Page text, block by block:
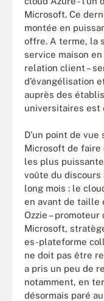
Microsoft. Ce
montée en
offre. A terme, la
service maison
relation client –
d’évangélisation
auprès des
universitaires est
D’un point de
Microsoft de faire
les plus
voûte du discours
long mois : le
en avant de taille
Ozzie –
Microsoft,
es-plateforme
ne doit pas être
a pris un peu de
notamment, en
désormais paré